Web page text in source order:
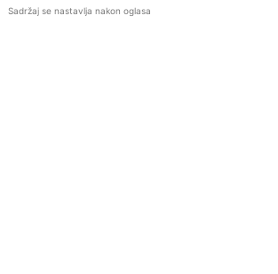
Sadržaj se nastavlja nakon oglasa